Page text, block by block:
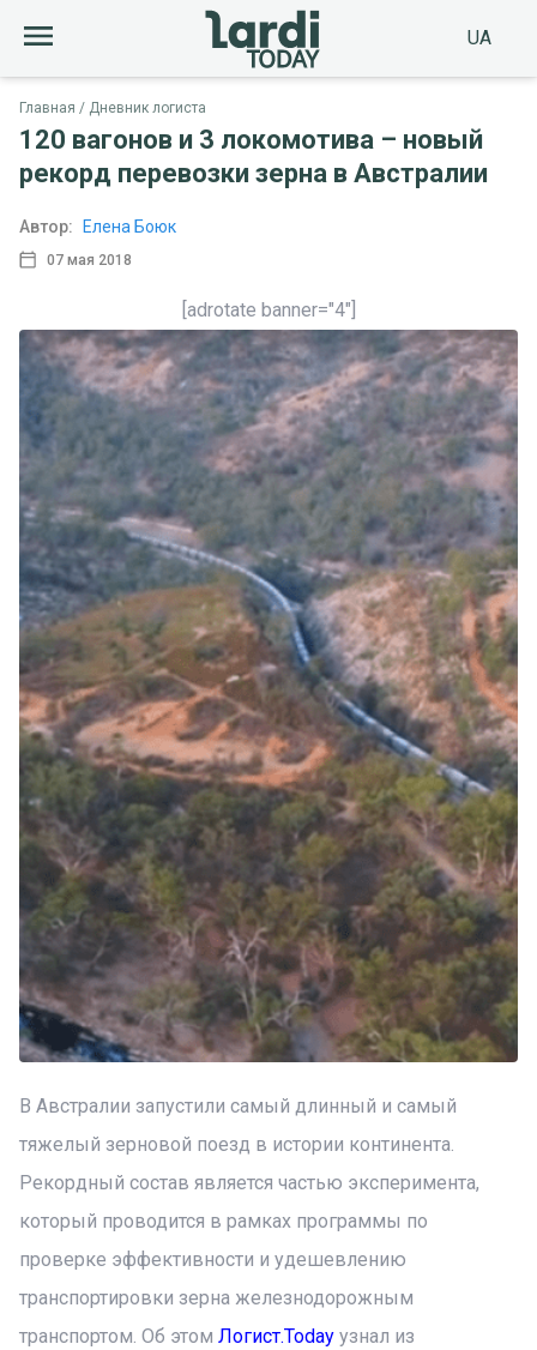
UA
Главная Дневник логиста
120 вагонов и 3 локомотива – новый
рекорд перевозки зерна в Австралии
07 мая 2018
Автор: Елена Боюк
[adrotate banner="4"]
В Австралии запустили самый длинный и самый
тяжелый зерновой поезд в истории континента.
Рекордный состав является частью эксперимента,
который проводится в рамках программы по
проверке эффективности и удешевлению
транспортировки зерна железнодорожным
транспортом. Об этом Логист.Today узнал из